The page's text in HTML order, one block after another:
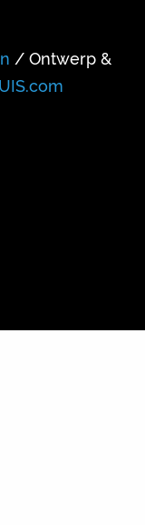
/ Ontwerp &